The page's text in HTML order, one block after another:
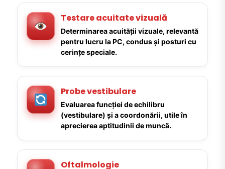
Testare acuitate vizuală
Determinarea acuității vizuale, relevantă
pentru lucru la PC, condus și posturi cu
cerințe speciale.
Probe vestibulare
Evaluarea funcției de echilibru
(vestibulare) și a coordonării, utile în
aprecierea aptitudinii de muncă.
Oftalmologie